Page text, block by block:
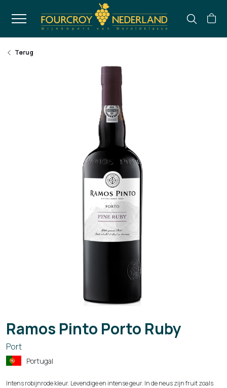
Terug
Ramos Pinto Porto Ruby
Port
Portugal
Intens robijnrode kleur. Levendige en intense geur. In de neus zijn fruit zoals